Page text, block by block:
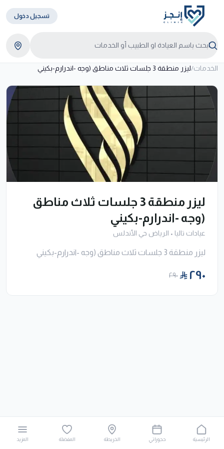
تسجيل دخول
الخدمات/ليزر منطقة 3 جلسات ثلاث مناطق (وجه -اندرارم-بكيني
ليزر منطقة 3 جلسات ثلاث مناطق
(وجه -اندرارم-بكيني
عيادات تاليا • الرياض حي الأندلس
ليزر منطقة 3 جلسات ثلاث مناطق (وجه -اندرارم-بكيني
٢٩٠ ٢٩٠
الرئيسية حجوزاتي الخريطة المفضلة المزيد